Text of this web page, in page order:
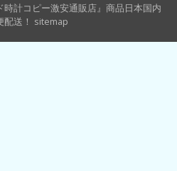
時計コピー激安通販店』商品日本国内
送！ sitemap